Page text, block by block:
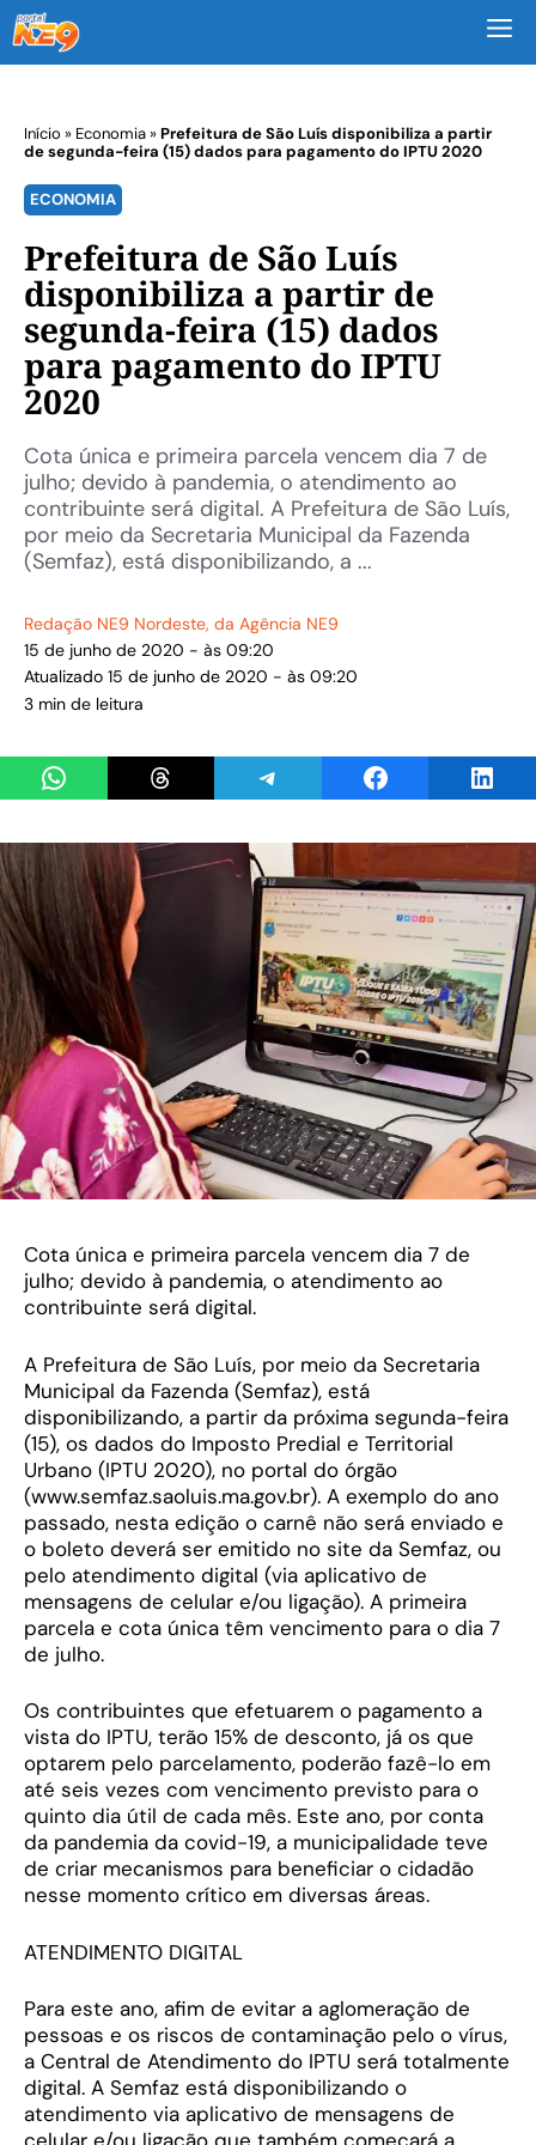
Início » Economia»Prefeitura de São Luís disponibiliza a partir
de segunda-feira (15) dados para pagamento do IPTU 2020
ECONOMIA
Prefeitura de São Luís
disponibiliza a partir de
segunda-feira (15) dados
para pagamento do IPTU
2020
Cota única e primeira parcela vencem dia 7 de
julho; devido à pandemia, o atendimento ao
contribuinte será digital. A Prefeitura de São Luís,
por meio da Secretaria Municipal da Fazenda
(Semfaz), está disponibilizando, a ...
Redação NE9 Nordeste, da Agência NE9
15 de junho de 2020 - às 09:20
Atualizado 15 de junho de 2020 - às 09:20
3 min de leitura
Share on WhatsAppShare on ThreadsShare on TelegramShare on Facebook
Cota única e primeira parcela vencem dia 7 de
julho; devido à pandemia, o atendimento ao
contribuinte será digital.
A Prefeitura de São Luís, por meio da Secretaria
Municipal da Fazenda (Semfaz), está
disponibilizando, a partir da próxima segunda-feira
(15), os dados do Imposto Predial e Territorial
Urbano (IPTU 2020), no portal do órgão
(www.semfaz.saoluis.ma.gov.br). A exemplo do ano
passado, nesta edição o carnê não será enviado e
o boleto deverá ser emitido no site da Semfaz, ou
pelo atendimento digital (via aplicativo de
mensagens de celular e/ou ligação). A primeira
parcela e cota única têm vencimento para o dia 7
de julho.
Os contribuintes que efetuarem o pagamento a
vista do IPTU, terão 15% de desconto, já os que
optarem pelo parcelamento, poderão fazê-lo em
até seis vezes com vencimento previsto para o
quinto dia útil de cada mês. Este ano, por conta
da pandemia da covid-19, a municipalidade teve
de criar mecanismos para beneficiar o cidadão
nesse momento crítico em diversas áreas.
ATENDIMENTO DIGITAL
Para este ano, afim de evitar a aglomeração de
pessoas e os riscos de contaminação pelo o vírus,
a Central de Atendimento do IPTU será totalmente
digital. A Semfaz está disponibilizando o
atendimento via aplicativo de mensagens de